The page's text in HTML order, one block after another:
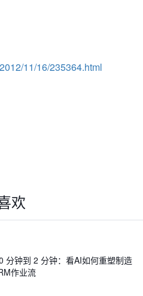
11/16/235364.html
欢
分钟到 2 分钟：看AI如何重塑制造
作业流